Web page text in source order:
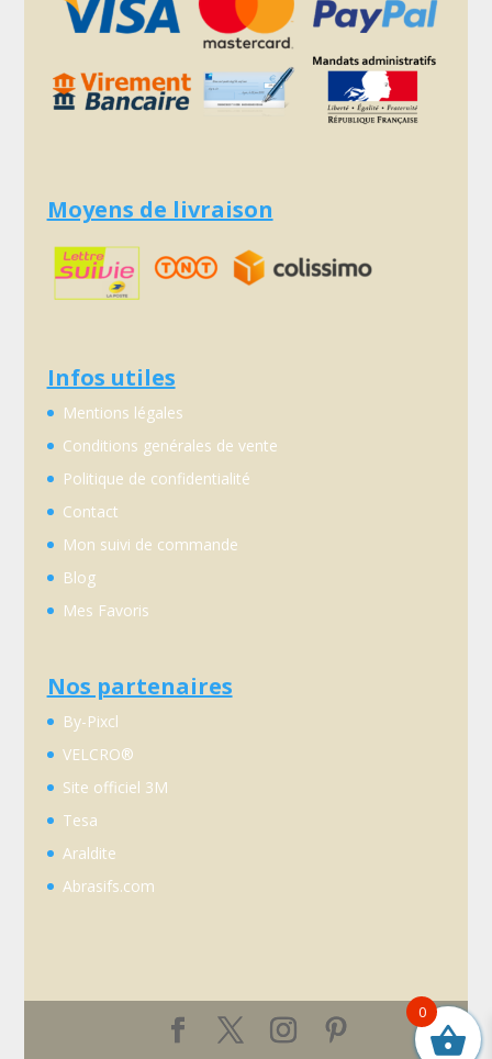
Moyens de livraison
Infos utiles
Mentions légales
Conditions genérales de vente
Politique de confidentialité
Contact
Mon suivi de commande
Blog
Mes Favoris
Nos partenaires
By-Pixcl
VELCRO®
Site officiel 3M
Tesa
Araldite
Abrasifs.com
0